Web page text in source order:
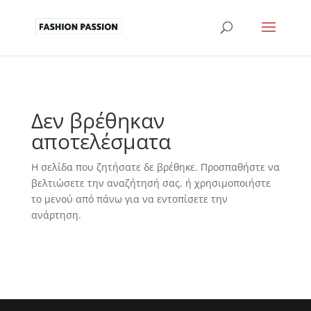
Δεν βρέθηκαν
αποτελέσματα
Η σελίδα που ζητήσατε δε βρέθηκε. Προσπαθήστε να
βελτιώσετε την αναζήτησή σας, ή χρησιμοποιήστε
το μενού από πάνω για να εντοπίσετε την
ανάρτηση.